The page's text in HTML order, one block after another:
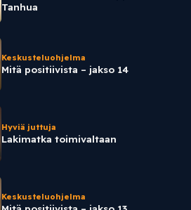
Tanhua
Keskusteluohjelma
Mitä positiivista – jakso 14
Hyviä juttuja
Lakimatka toimivaltaan
Keskusteluohjelma